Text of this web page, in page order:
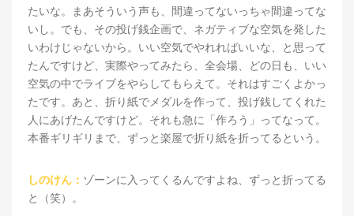
たいな。まあそういう声も、間違ってないっちゃ間違ってな
いし。でも、その投げ銭企画で、ネガティブな空気を発した
いわけじゃないから。いい空気でやれればいいな、と思って
たんですけど、実際やってみたら、全会場、どの日も、いい
空気の中でライブをやらしてもらえて。それはすごくよかっ
たです。あと、折り紙でメダルを作って、投げ銭してくれた
人にあげたんですけど。それも急に「作ろう」ってなって。
本番ギリギリまで、ずっと楽屋で折り紙を折ってるという。
しのけん： ゾーンに入ってくるんですよね、ずっと折ってる
と（笑）。